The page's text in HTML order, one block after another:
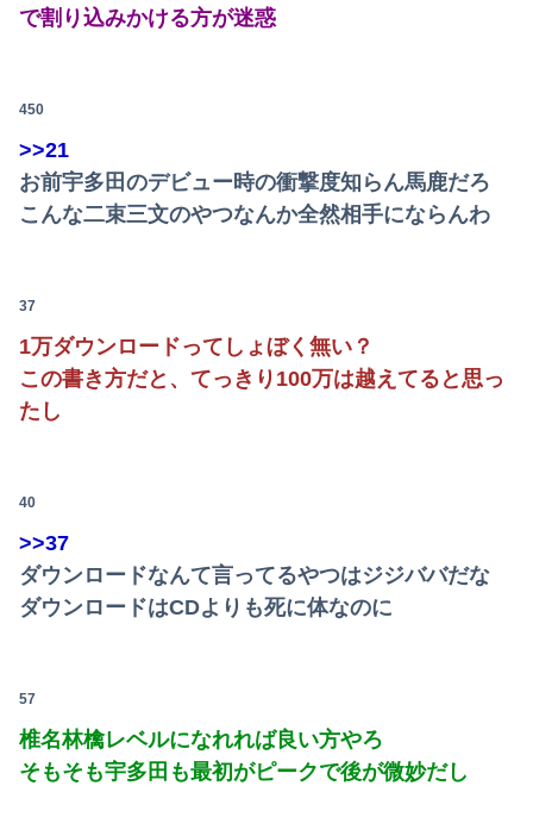
で割り込みかける方が迷惑
450
>>21
お前宇多田のデビュー時の衝撃度知らん馬鹿だろ
こんな二束三文のやつなんか全然相手にならんわ
37
1万ダウンロードってしょぼく無い？
この書き方だと、てっきり100万は越えてると思っ
たし
40
>>37
ダウンロードなんて言ってるやつはジジババだな
ダウンロードはCDよりも死に体なのに
57
椎名林檎レベルになれれば良い方やろ
そもそも宇多田も最初がピークで後が微妙だし